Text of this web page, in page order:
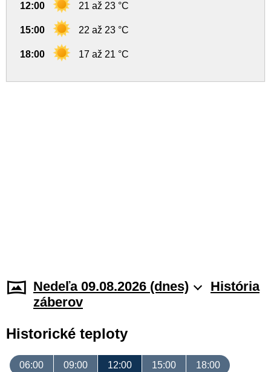
12:00 21 až 23 °C
15:00 22 až 23 °C
18:00 17 až 21 °C
Nedeľa 09.08.2026 (dnes)
História
záberov
Historické teploty
06:00 09:00 12:00 15:00 18:00